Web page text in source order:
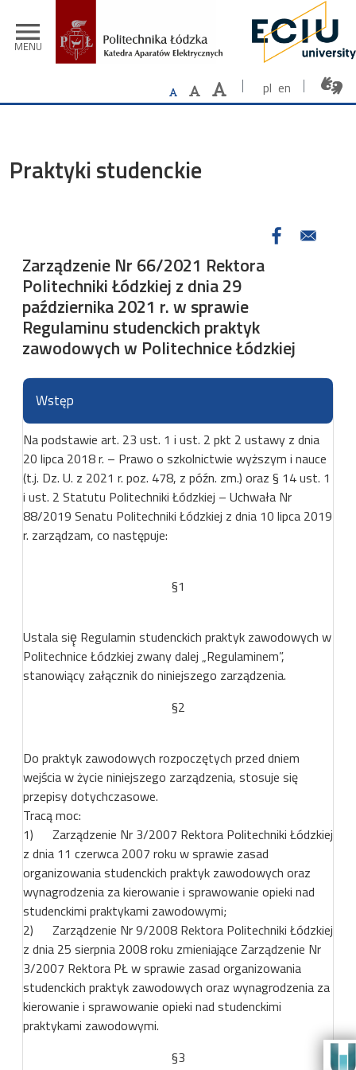
menu
MENU
pl en
Praktyki studenckie
Zarządzenie Nr 66/2021 Rektora
Politechniki Łódzkiej z dnia 29
października 2021 r. w sprawie
Regulaminu studenckich praktyk
zawodowych w Politechnice Łódzkiej
Wstęp
Na podstawie art. 23 ust. 1 i ust. 2 pkt 2 ustawy z dnia
20 lipca 2018 r. – Prawo o szkolnictwie wyższym i nauce
(t.j. Dz. U. z 2021 r. poz. 478, z późn. zm.) oraz § 14 ust. 1
i ust. 2 Statutu Politechniki Łódzkiej – Uchwała Nr
88/2019 Senatu Politechniki Łódzkiej z dnia 10 lipca 2019
r. zarządzam, co następuje:
§1
Ustala się̨ Regulamin studenckich praktyk zawodowych w
Politechnice Łódzkiej zwany dalej „Regulaminem”,
stanowiący załącznik do niniejszego zarządzenia.
§2
Do praktyk zawodowych rozpoczętych przed dniem
wejścia w życie niniejszego zarządzenia, stosuje się
przepisy dotychczasowe.
Tracą moc:
1) Zarządzenie Nr 3/2007 Rektora Politechniki Łódzkiej
z dnia 11 czerwca 2007 roku w sprawie zasad
organizowania studenckich praktyk zawodowych oraz
wynagrodzenia za kierowanie i sprawowanie opieki nad
studenckimi praktykami zawodowymi;
2) Zarządzenie Nr 9/2008 Rektora Politechniki Łódzkiej
z dnia 25 sierpnia 2008 roku zmieniające Zarządzenie Nr
3/2007 Rektora PŁ w sprawie zasad organizowania
studenckich praktyk zawodowych oraz wynagrodzenia za
kierowanie i sprawowanie opieki nad studenckimi
praktykami zawodowymi.
§3